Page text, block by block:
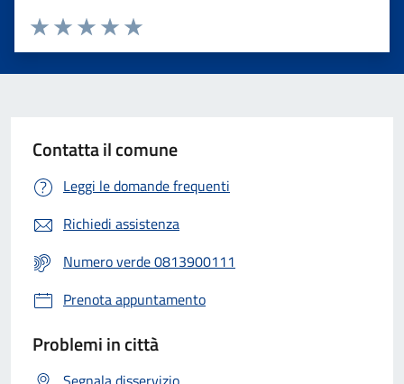
Valuta 5 stelle su 5
Valuta 4 stelle su 5
Valuta 3 stelle su 5
Valuta 2 stelle su 5
Valuta 1 stelle su 5
Contatta il comune
Leggi le domande frequenti
Richiedi assistenza
Numero verde 0813900111
Prenota appuntamento
Problemi in città